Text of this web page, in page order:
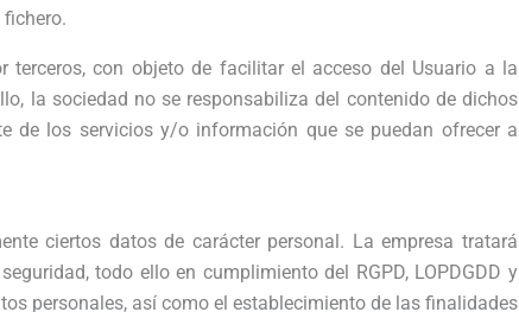
terceros, con objeto de facilitar el acceso del Usuario a la
la sociedad no se responsabiliza del contenido de dichos
de los servicios y/o información que se puedan ofrecer a
ciertos datos de carácter personal. La empresa tratará
todo ello en cumplimiento del RGPD, LOPDGDD y
personales, así como el establecimiento de las finalidades